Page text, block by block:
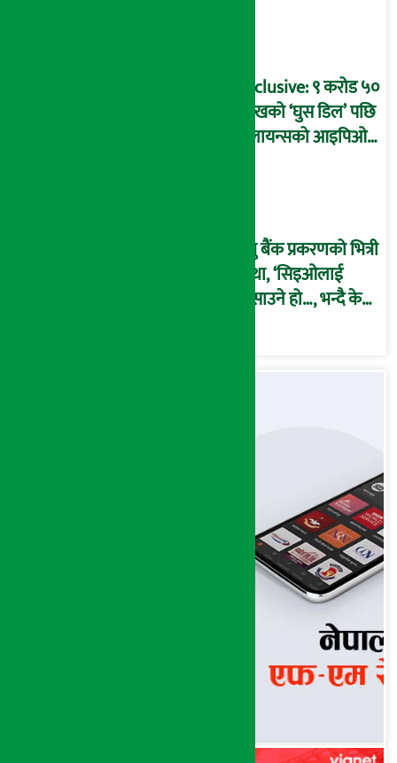
आरोप !
Exclusive: ९ करोड ५०
लाखको ‘घुस डिल’ पछि
रिलायन्सको आइपिओ
प्रभु बैंक प्रकरणको भित्री
कथा, ‘सिइओलाई
फसाउने हो…, भन्दै के